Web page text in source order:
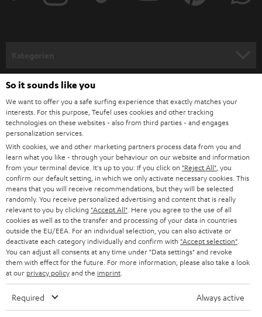
e
l
d
u
n
g
HEIMKINO
HEIMKINO-KOMPLETTANLAGEN
SOUNDBARS
STEREO
SMART HOME
BLUETOOTH-LAUTSPRECHER
KOPFHÖRER
BLUETOOTH-KOPFHÖRER
STEREOANLAGEN
LAUTSPRECHER
Unternehmen
SUPPORT
PRESSE & MARKETING
GESCHÄFTSKUNDEN
PARTNERPROGRAMM
BLOG
NEWSLETTER
STORES
Teufel Onlineshops
DEUTSCHLAND
ÖSTERREICH
SCHWEIZ
NIEDERLANDE
BELGIEN
So it sounds like you
We want to offer you a safe surfing experience that exactly matches your
interests. For this purpose, Teufel uses cookies and other tracking
technologies on these websites - also from third parties - and engages
personalization services.
With cookies, we and other marketing partners process data from you and
learn what you like - through your behaviour on our website and information
from your terminal device. It's up to you: If you click on "Reject All" , you
confirm our default setting, in which we only activate necessary cookies. This
means that you will receive recommendations, but they will be selected
randomly. You receive personalized advertising and content that is really
relevant to you by clicking "Accept All" . Here you agree to the use of all
cookies as well as to the transfer and processing of your data in countries
outside the EU/EEA. For an individual selection, you can also activate or
deactivate each category individually and confirm with "Accept selection"
You can adjust all consents at any time under "Data settings" and revoke
them with effect for the future. For more information, please also take a look
at our privacy policyand the imprint
Required Always active